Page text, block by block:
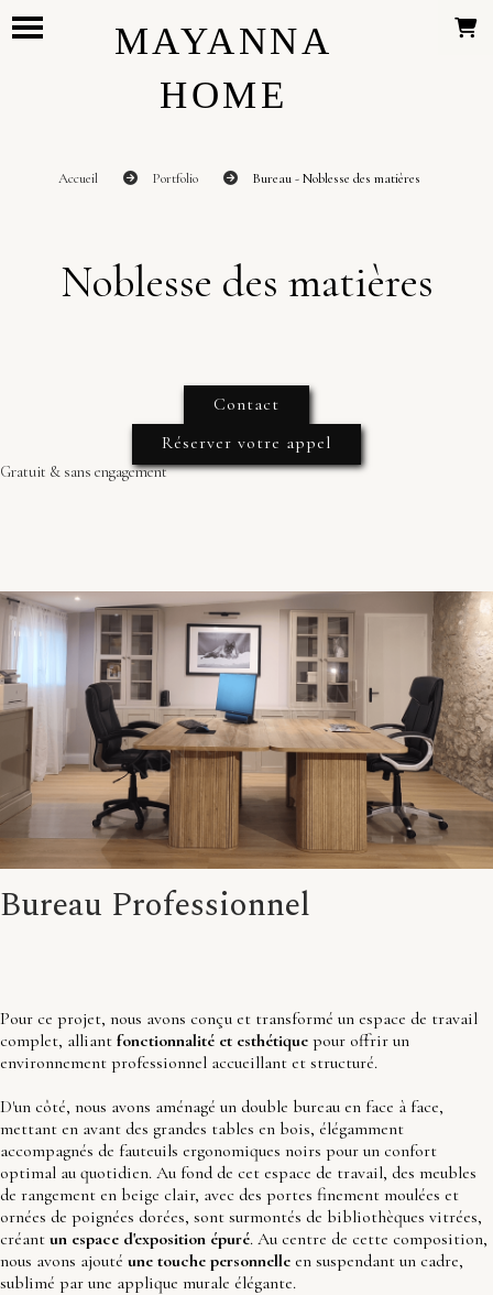
MAYANNA
HOME
Accueil Portfolio Bureau - Noblesse des matières
Noblesse des matières
Contact
Réserver votre appel
Gratuit & sans engagement
Bureau Professionnel
Pour ce projet, nous avons conçu et transformé un espace de travail
complet, alliant fonctionnalité et esthétique pour offrir un
environnement professionnel accueillant et structuré.
D'un côté, nous avons aménagé un double bureau en face à face,
mettant en avant des grandes tables en bois, élégamment
accompagnés de fauteuils ergonomiques noirs pour un confort
optimal au quotidien. Au fond de cet espace de travail, des meubles
de rangement en beige clair, avec des portes finement moulées et
ornées de poignées dorées, sont surmontés de bibliothèques vitrées,
créant un espace d'exposition épuré. Au centre de cette composition,
nous avons ajouté une touche personnelle en suspendant un cadre,
sublimé par une applique murale élégante.